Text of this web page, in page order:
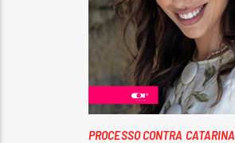
PROCESSO CONTRA CATARINA